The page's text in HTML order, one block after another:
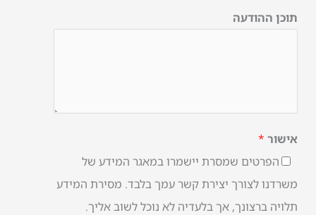
תוכן ההודעה
אישור *
הפרטים שמסרת יישמרו במאגר המידע של
משרדנו לצורך יצירת קשר עמך בלבד. מסירת המידע
תלויה ברצונך, אך בלעדיה לא נוכל לשוב אליך.